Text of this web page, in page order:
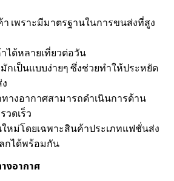
เพราะมีมาตรฐานในการขนส่งที่สูง
ได้หลายเที่ยวต่อวัน
กเป็นแบบง่ายๆ ซึ่งช่วยทำให้ประหยัด
างอากาศสามารถดำเนินการด้าน
วดเร็ว
หม่โดยเฉพาะสินค้าประเภทแฟชั่นส่ง
กได้พร้อมกัน
งอากาศ